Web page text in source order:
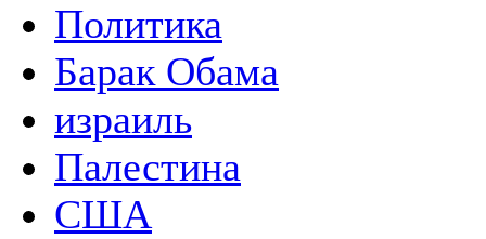
Политика
Барак Обама
израиль
Палестина
США